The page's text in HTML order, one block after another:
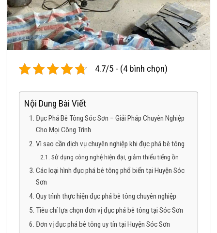
4.7/5 - (4 bình chọn)
Nội Dung Bài Viết
Đục Phá Bê Tông Sóc Sơn – Giải Pháp Chuyên Nghiệp
Cho Mọi Công Trình
Vì sao cần dịch vụ chuyên nghiệp khi đục phá bê tông
Sử dụng công nghệ hiện đại, giảm thiểu tiếng ồn
Các loại hình đục phá bê tông phổ biến tại Huyện Sóc
Sơn
Quy trình thực hiện đục phá bê tông chuyên nghiệp
Tiêu chí lựa chọn đơn vị đục phá bê tông tại Sóc Sơn
Đơn vị đục phá bê tông uy tín tại Huyện Sóc Sơn